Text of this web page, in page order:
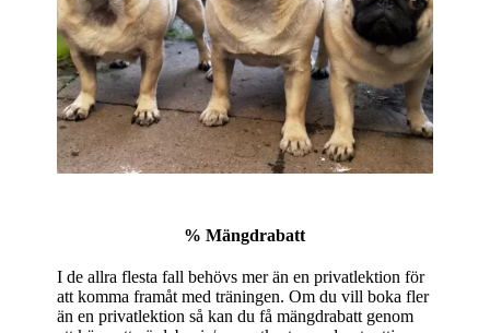
% Mängdrabatt
I de allra flesta fall behövs mer än en privatlektion för
att komma framåt med träningen. Om du vill boka fler
än en privatlektion så kan du få mängdrabatt genom